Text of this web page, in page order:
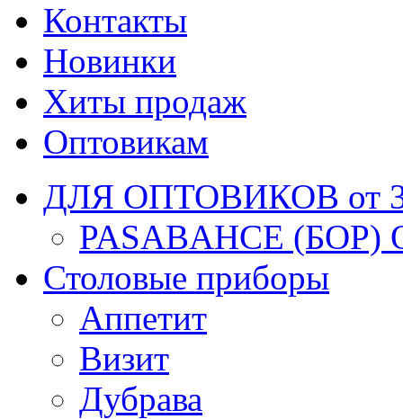
Контакты
Новинки
Хиты продаж
Оптовикам
ДЛЯ ОПТОВИКОВ от
PASABAHCE (БОР)
Столовые приборы
Аппетит
Визит
Дубрава